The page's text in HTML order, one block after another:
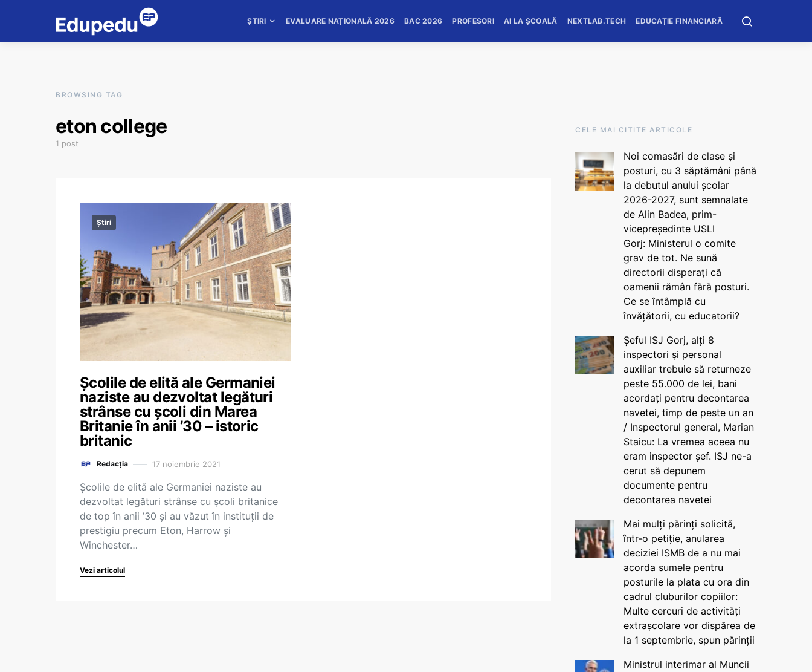
ȘTIRI EVALUARE NAȚIONALĂ 2026 BAC 2026 PROFESORI AI LA ȘCOALĂ NEXTLAB.TECH EDUCAȚIE FINANCIARĂ
BROWSING TAG
eton college
1 post
Știri
Şcolile de elită ale Germaniei
naziste au dezvoltat legături
strânse cu şcoli din Marea
Britanie în anii ’30 – istoric
britanic
Redacția 17 noiembrie 2021
Şcolile de elită ale Germaniei naziste au
dezvoltat legături strânse cu şcoli britanice
de top în anii ’30 şi au văzut în instituţii de
prestigiu precum Eton, Harrow şi
Winchester…
Vezi articolul
CELE MAI CITITE ARTICOLE
Noi comasări de clase și
posturi, cu 3 săptămâni până
la debutul anului școlar
2026-2027, sunt semnalate
de Alin Badea, prim-
vicepreședinte USLI
Gorj: Ministerul o comite
grav de tot. Ne sună
directorii disperați că
oamenii rămân fără posturi.
Ce se întâmplă cu
învățătorii, cu educatorii?
Șeful ISJ Gorj, alți 8
inspectori și personal
auxiliar trebuie să returneze
peste 55.000 de lei, bani
acordați pentru decontarea
navetei, timp de peste un an
/ Inspectorul general, Marian
Staicu: La vremea aceea nu
eram inspector șef. ISJ ne-a
cerut să depunem
documente pentru
decontarea navetei
Mai mulți părinți solicită,
într-o petiție, anularea
deciziei ISMB de a nu mai
acorda sumele pentru
posturile la plata cu ora din
cadrul cluburilor copiilor:
Multe cercuri de activități
extrașcolare vor dispărea de
la 1 septembrie, spun părinții
Ministrul interimar al Muncii